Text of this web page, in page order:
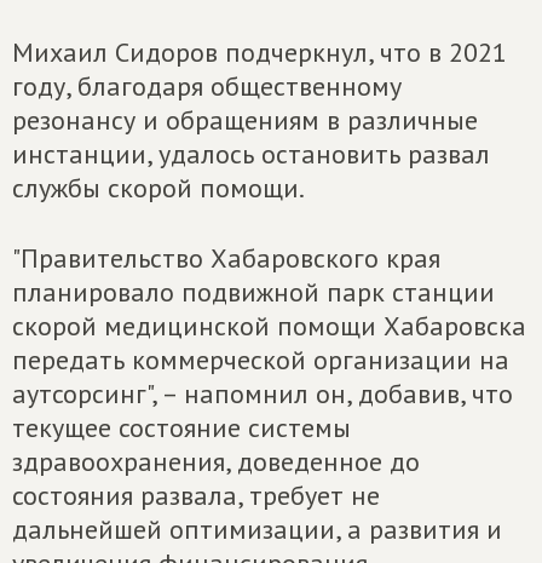
Михаил Сидоров подчеркнул, что в 2021
году, благодаря общественному
резонансу и обращениям в различные
инстанции, удалось остановить развал
службы скорой помощи.
"Правительство Хабаровского края
планировало подвижной парк станции
скорой медицинской помощи Хабаровска
передать коммерческой организации на
аутсорсинг", – напомнил он, добавив, что
текущее состояние системы
здравоохранения, доведенное до
состояния развала, требует не
дальнейшей оптимизации, а развития и